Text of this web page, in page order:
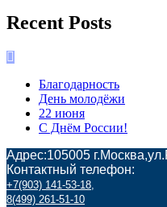
Recent Posts
Благодарность
День молодёжи
22 июня
С Днём России!
Адрес:105005
Контактный телефон:
+7(903) 141-53-18,
8(499) 261-51-10